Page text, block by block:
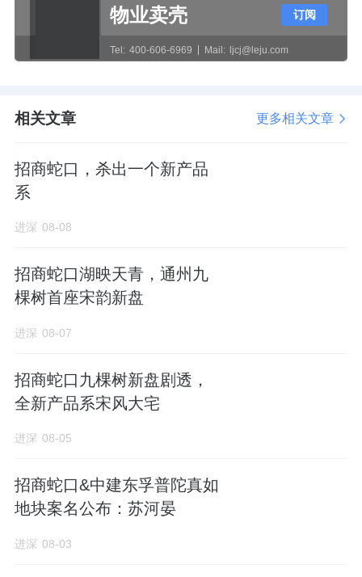
非常有意思的是，招商与中海在通州有着微妙
的“竞合”关系。一方面是两家房企在通州的布
局，产品的直接竞争关系；另一方面，招商在
股份。
自去年4月初拿下朝棠揽阅地块后，招商蛇口在
北京已有超过1年的揽储断档期。
这次的九棵树地块，与招商此前几个项目同属
基础指标
土地面积约2.11公顷，地上建筑规模约3.38万
平方米，容积率1.6，限高45米。
地上需配建社区综合服务中心1处，总面积约
方米。
物业卖壳
Tel: 400-606-6969 Mail: ljcj@leju.com
订阅
相关文章 更多相关文章
招商蛇口，杀出一个新产品
系
进深 08-08
招商蛇口湖映天青，通州九
棵树首座宋韵新盘
进深 08-07
招商蛇口九棵树新盘剧透，
全新产品系宋风大宅
进深 08-05
招商蛇口&中建东孚普陀真如
地块案名公布：苏河晏
进深 08-03